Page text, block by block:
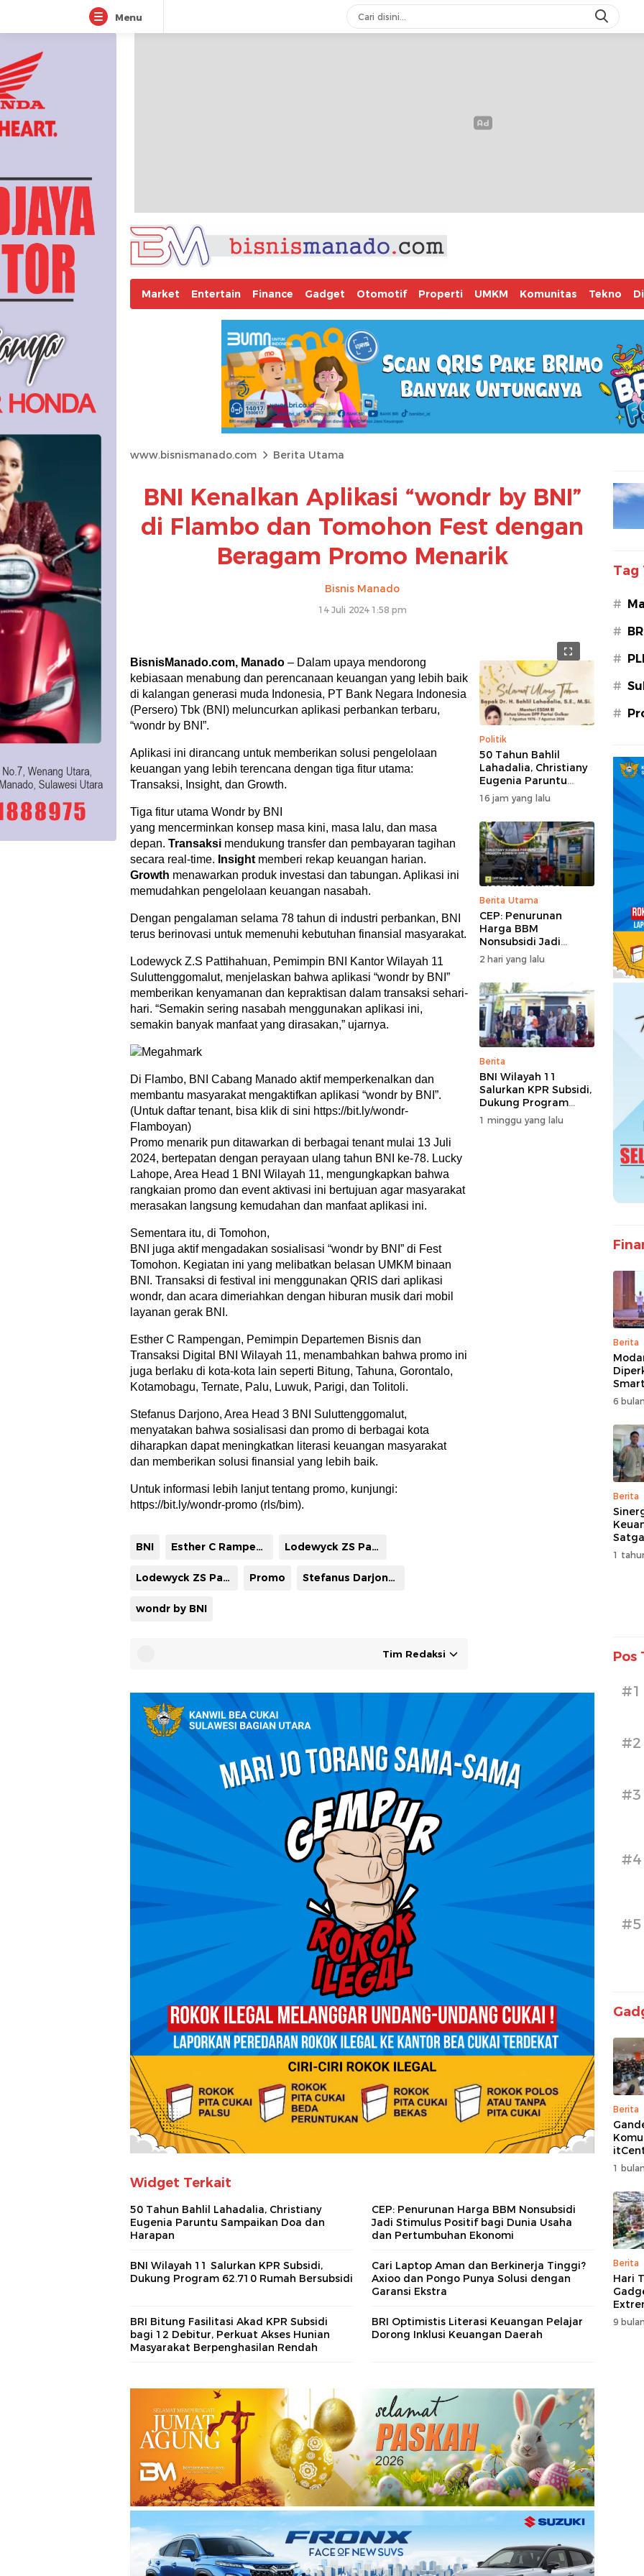
Menu
Market Entertain Finance Gadget Otomotif Properti UMKM Komunitas Tekno
www.bisnismanado.com Berita Utama
BNI Kenalkan Aplikasi “wondr by BNI”
di Flambo dan Tomohon Fest dengan
Beragam Promo Menarik
Bisnis Manado
14 Juli 2024 1:58 pm
BisnisManado.com, Manado – Dalam upaya mendorong
kebiasaan menabung dan perencanaan keuangan yang lebih baik
di kalangan generasi muda Indonesia, PT Bank Negara Indonesia
(Persero) Tbk (BNI) meluncurkan aplikasi perbankan terbaru,
“wondr by BNI”.
Aplikasi ini dirancang untuk memberikan solusi pengelolaan
keuangan yang lebih terencana dengan tiga fitur utama:
Transaksi, Insight, dan Growth.
Tiga fitur utama Wondr by BNI
yang mencerminkan konsep masa kini, masa lalu, dan masa
depan. Transaksi mendukung transfer dan pembayaran tagihan
secara real-time. Insight memberi rekap keuangan harian.
Growth menawarkan produk investasi dan tabungan. Aplikasi ini
memudahkan pengelolaan keuangan nasabah.
Dengan pengalaman selama 78 tahun di industri perbankan, BNI
terus berinovasi untuk memenuhi kebutuhan finansial masyarakat.
Lodewyck Z.S Pattihahuan, Pemimpin BNI Kantor Wilayah 11
Suluttenggomalut, menjelaskan bahwa aplikasi “wondr by BNI”
memberikan kenyamanan dan kepraktisan dalam transaksi sehari-
hari. “Semakin sering nasabah menggunakan aplikasi ini,
semakin banyak manfaat yang dirasakan,” ujarnya.
Di Flambo, BNI Cabang Manado aktif memperkenalkan dan
membantu masyarakat mengaktifkan aplikasi “wondr by BNI”.
(Untuk daftar tenant, bisa klik di sini https://bit.ly/wondr-
Flamboyan)
Promo menarik pun ditawarkan di berbagai tenant mulai 13 Juli
2024, bertepatan dengan perayaan ulang tahun BNI ke-78. Lucky
Lahope, Area Head 1 BNI Wilayah 11, mengungkapkan bahwa
rangkaian promo dan event aktivasi ini bertujuan agar masyarakat
merasakan langsung kemudahan dan manfaat aplikasi ini.
Sementara itu, di Tomohon,
BNI juga aktif mengadakan sosialisasi “wondr by BNI” di Fest
Tomohon. Kegiatan ini yang melibatkan belasan UMKM binaan
BNI. Transaksi di festival ini menggunakan QRIS dari aplikasi
wondr, dan acara dimeriahkan dengan hiburan musik dari mobil
layanan gerak BNI.
Esther C Rampengan, Pemimpin Departemen Bisnis dan
Transaksi Digital BNI Wilayah 11, menambahkan bahwa promo ini
juga berlaku di kota-kota lain seperti Bitung, Tahuna, Gorontalo,
Kotamobagu, Ternate, Palu, Luwuk, Parigi, dan Tolitoli.
Stefanus Darjono, Area Head 3 BNI Suluttenggomalut,
menyatakan bahwa sosialisasi dan promo di berbagai kota
diharapkan dapat meningkatkan literasi keuangan masyarakat
dan memberikan solusi finansial yang lebih baik.
Untuk informasi lebih lanjut tentang promo, kunjungi:
https://bit.ly/wondr-promo (rls/bim).
BNI Esther C Rampengan Pemimpin Departemen Bisnis dan Transaksi Digital BNI Wilayah 11 Lodewyck ZS Pattihahuan
Lodewyck ZS Pattihahuan Pemimpin BNI Kantor Wilayah 11 Suluttenggomalut Promo Stefanus Darjono Area Head 3 BNI Suluttenggomalut
wondr by BNI
Tim Redaksi
Politik
50 Tahun Bahlil
Lahadalia, Christiany
Eugenia Paruntu
Sampaikan Doa dan
Harapan
16 jam yang lalu
Berita Utama
CEP: Penurunan
Harga BBM
Nonsubsidi Jadi
Stimulus Positif bagi
Dunia Usaha dan
Pertumbuhan
Ekonomi
2 hari yang lalu
Berita
BNI Wilayah 11
Salurkan KPR Subsidi,
Dukung Program
62.710 Rumah
Bersubsidi
1 minggu yang lalu
Widget Terkait
50 Tahun Bahlil Lahadalia, Christiany
Eugenia Paruntu Sampaikan Doa dan
Harapan
CEP: Penurunan Harga BBM Nonsubsidi
Jadi Stimulus Positif bagi Dunia Usaha
dan Pertumbuhan Ekonomi
BNI Wilayah 11 Salurkan KPR Subsidi,
Dukung Program 62.710 Rumah Bersubsidi
Cari Laptop Aman dan Berkinerja Tinggi?
Axioo dan Pongo Punya Solusi dengan
Garansi Ekstra
BRI Bitung Fasilitasi Akad KPR Subsidi
bagi 12 Debitur, Perkuat Akses Hunian
Masyarakat Berpenghasilan Rendah
BRI Optimistis Literasi Keuangan Pelajar
Dorong Inklusi Keuangan Daerah
Tag
#
#
#
#
#
Berita
6
Berita
1
Pos
#1
#2
#3
#4
#5
Berita
Free
Siap
1
Berita
Hari
9